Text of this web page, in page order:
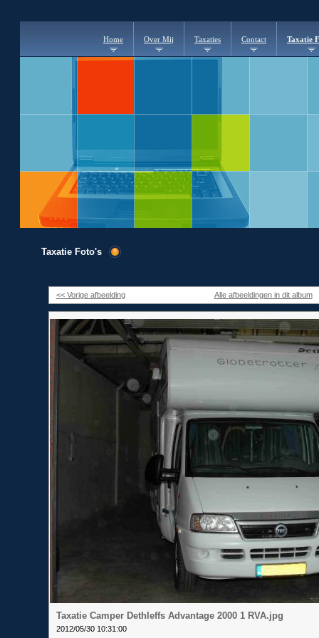
Home Over Mij Taxaties Contact Taxatie
Taxatie Foto's
<< Vorige afbeelding Alle afbeeldingen in dit album
Taxatie Camper Dethleffs Advantage 2000 1 RVA.jpg
2012/05/30 10:31:00